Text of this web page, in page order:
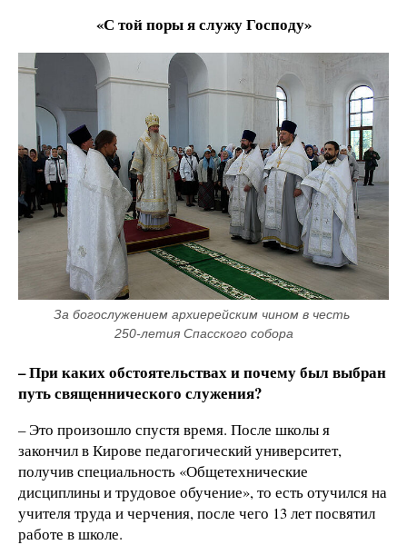
«С той поры я служу Господу»
За богослужением архиерейским чином в честь
250-летия Спасского собора
– При каких обстоятельствах и почему был выбран
путь священнического служения?
– Это произошло спустя время. После школы я
закончил в Кирове педагогический университет,
получив специальность «Общетехнические
дисциплины и трудовое обучение», то есть отучился на
учителя труда и черчения, после чего 13 лет посвятил
работе в школе.